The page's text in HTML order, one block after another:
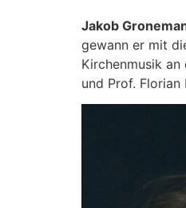
Jakob
gewann er mit
Kirchenmusik
und Prof.